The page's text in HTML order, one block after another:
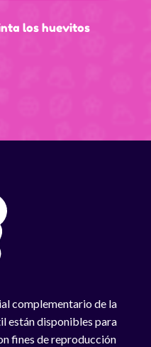
los huevitos
complementario de la
están disponibles para
fines de reproducción